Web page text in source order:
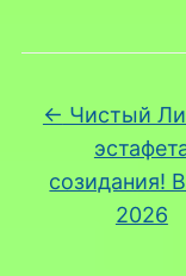
← Чистый
созидания!
2026